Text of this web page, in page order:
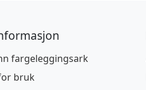
fargeleggingsark
bruk